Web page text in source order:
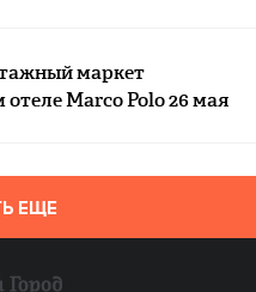
маркет
Marco Polo 26 мая
ЕЩЕ